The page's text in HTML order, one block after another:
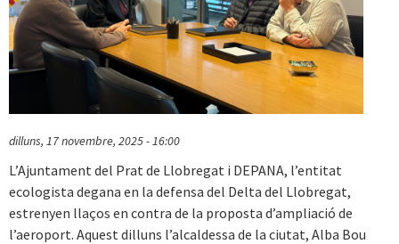
dilluns, 17 novembre, 2025 - 16:00
L’Ajuntament del Prat de Llobregat i DEPANA, l’entitat
ecologista degana en la defensa del Delta del Llobregat,
estrenyen llaços en contra de la proposta d’ampliació de
l’aeroport. Aquest dilluns l’alcaldessa de la ciutat, Alba Bou